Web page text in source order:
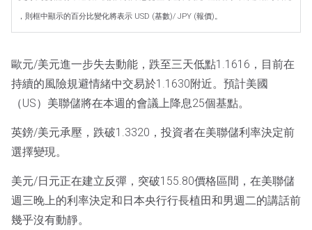
，則框中顯示的百分比變化將表示 USD (基數)/ JPY (報價)。
歐元/美元進一步失去動能，跌至三天低點1.1616，目前在
持續的風險規避情緒中交易於1.1630附近。預計美國
（US）美聯儲將在本週的會議上降息25個基點。
英鎊/美元承壓，跌破1.3320，投資者在美聯儲利率決定前
選擇變現。
美元/日元正在建立反彈，突破155.80價格區間，在美聯儲
週三晚上的利率決定和日本央行行長植田和男週二的講話前
幾乎沒有動靜。